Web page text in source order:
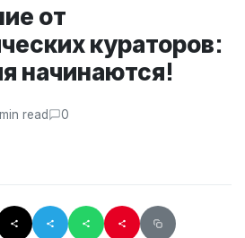
от
кураторов:
начинаются!
read 0